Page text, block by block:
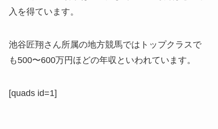
入を得ています。
池谷匠翔さん所属の地方競馬ではトップクラスで
も500〜600万円ほどの年収といわれています。
[quads id=1]